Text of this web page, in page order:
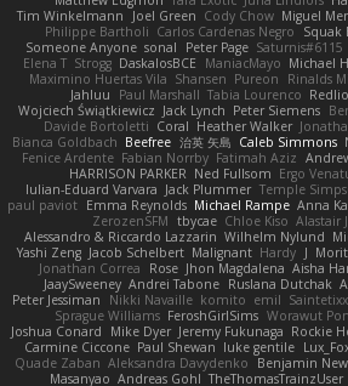
Tim Winkelmann
Joel Green Cody Chow Miguel
Philippe Bartholi Carlos Cardenas Negro Squak
Someone Anyone sonal Peter Page Saturnis#6115
Elena T Strogg DaskalosBCE ManiacMayo Michael
Maximino Huertas Vila Shansen Pureon Rinalds
Jahluu
Paul Marshall Tabia Lourenco
Wojciech Świątkiewicz Jack Lynch Peter Siemens
Davide Bortoletti Coral Heather Walker
Bianca Goldbach Beefree 治英 矢島 Caleb Simmons
Fenice Ardente Fabian Norrby Fatimah Aziz
HARRISON PARKER Ned Fullsom Ergo
Iulian-Eduard Varvara Jack Plummer Temple
paul paviot Emma Reynolds Michael Rampe Anna
ZerozenSFM tbycae Chloe Kiso Alastair
Alessandro & Riccardo Lazzarin Wilhelm Nylund
Yashi Zeng Jacob Schelbert Malignant Hardy J
Jonathan Correa
Rose Jhon Magdalena Aisha
JaaySweeney Andrei Tabone Ruslana Dutchak
Peter Jessiman
Nikki Navaille komito emil Saintetixx
Sprague Williams FeroshGirlSims Worawut
Joshua Conard
Mike Dyer Jeremy Fukunaga Rockie
Carmine Ciccone Paul Shewan luke gentile
Quade Zaban Aleksandra Davydenko Benjamin
Masanyao Andreas Gohl TheThomasTrainzUser